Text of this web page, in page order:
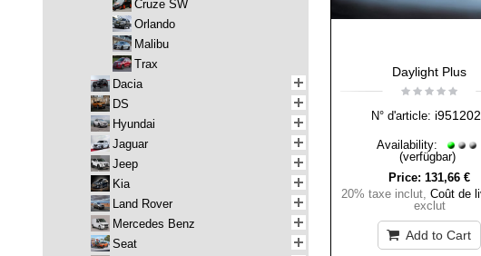
Daylight Plus
N° d'article:
Availability:
(verfügbar)
Price: 131,66 €
20% taxe inclut, Coût de
exclut
Add to Cart
Cruze SW
Orlando
Malibu
Trax
Dacia
DS
Hyundai
Jaguar
Jeep
Kia
Land Rover
Mercedes Benz
Seat